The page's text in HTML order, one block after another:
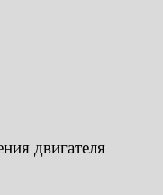
двигателя